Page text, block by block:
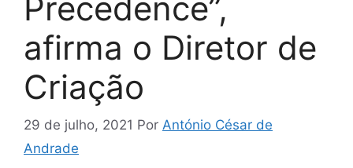
afirma o Diretor de
Criação
29 de julho, 2021 Por António César de
Andrade